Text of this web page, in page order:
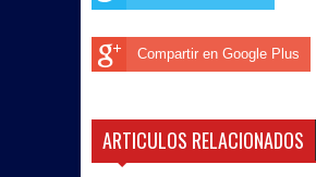
Compartir en Google Plus
ARTICULOS RELACIONADOS